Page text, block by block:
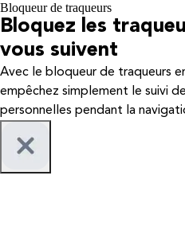
Bloqueur de traqueurs
Bloquez les
vous suivent
Avec le bloqueur de traqueurs
empêchez simplement le suivi
personnelles pendant la